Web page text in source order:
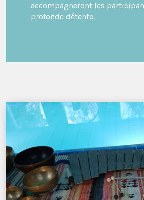
accompagneront les
profonde détente.